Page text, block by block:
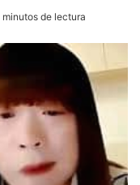
minutos de lectura